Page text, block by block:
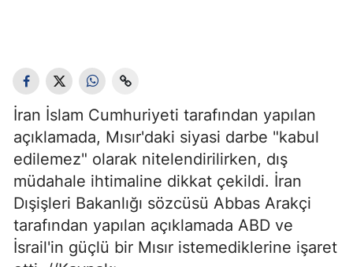
İran İslam Cumhuriyeti tarafından yapılan
açıklamada, Mısır'daki siyasi darbe "kabul
edilemez" olarak nitelendirilirken, dış
müdahale ihtimaline dikkat çekildi. İran
Dışişleri Bakanlığı sözcüsü Abbas Arakçi
tarafından yapılan açıklamada ABD ve
İsrail'in güçlü bir Mısır istemediklerine işaret